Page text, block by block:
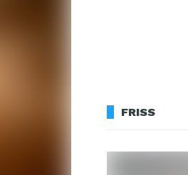
FRISS